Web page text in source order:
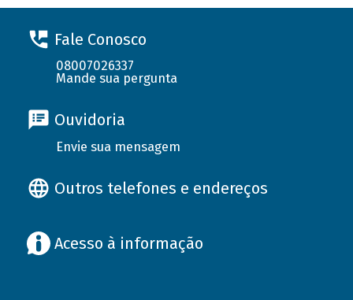
Fale Conosco
08007026337
Mande sua pergunta
Ouvidoria
Envie sua mensagem
Outros telefones e endereços
Acesso à informação